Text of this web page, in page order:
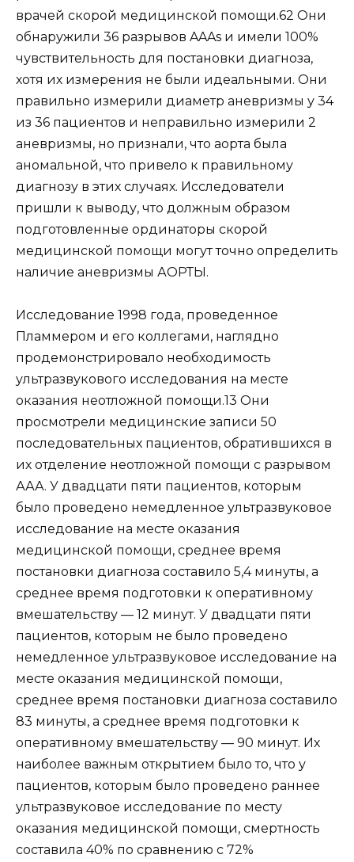
врачей скорой медицинской помощи.62 Они
обнаружили 36 разрывов AAAs и имели 100%
чувствительность для постановки диагноза,
хотя их измерения не были идеальными. Они
правильно измерили диаметр аневризмы у 34
из 36 пациентов и неправильно измерили 2
аневризмы, но признали, что аорта была
аномальной, что привело к правильному
диагнозу в этих случаях. Исследователи
пришли к выводу, что должным образом
подготовленные ординаторы скорой
медицинской помощи могут точно определить
наличие аневризмы АОРТЫ.
Исследование 1998 года, проведенное
Пламмером и его коллегами, наглядно
продемонстрировало необходимость
ультразвукового исследования на месте
оказания неотложной помощи.13 Они
просмотрели медицинские записи 50
последовательных пациентов, обратившихся в
их отделение неотложной помощи с разрывом
ААА. У двадцати пяти пациентов, которым
было проведено немедленное ультразвуковое
исследование на месте оказания
медицинской помощи, среднее время
постановки диагноза составило 5,4 минуты, а
среднее время подготовки к оперативному
вмешательству — 12 минут. У двадцати пяти
пациентов, которым не было проведено
немедленное ультразвуковое исследование на
месте оказания медицинской помощи,
среднее время постановки диагноза составило
83 минуты, а среднее время подготовки к
оперативному вмешательству — 90 минут. Их
наиболее важным открытием было то, что у
пациентов, которым было проведено раннее
ультразвуковое исследование по месту
оказания медицинской помощи, смертность
составила 40% по сравнению с 72%